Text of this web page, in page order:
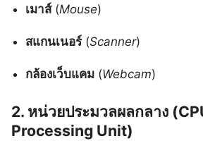
เมาส์(Mouse)
สแกนเนอร์(Scanner)
กล้องเว็บแคม (Webcam)
2. หน่วยประมวลผลกลาง
Processing Unit)